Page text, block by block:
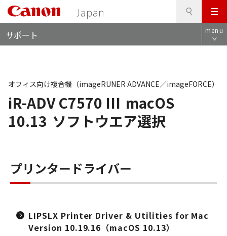
メ
ニ
ュ
サポート menu
iR-ADV C7570 III macOS
10.13 ソフトウエア選択
オフィス向け複合機（imageRUNER ADVANCE／imageFORCE）
プリンタードライバー
LIPSLX Printer Driver & Utilities for Mac
Version 10.19.16（macOS 10.13）